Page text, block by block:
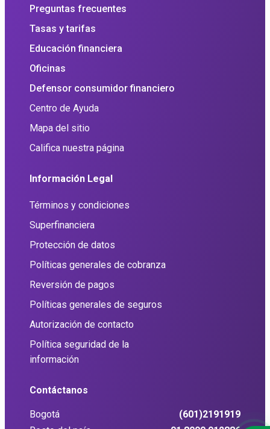
Preguntas frecuentes
Tasas y tarifas
Educación financiera
Oficinas
Defensor consumidor financiero
Centro de Ayuda
Mapa del sitio
Califica nuestra página
Información Legal
Términos y condiciones
Superfinanciera
Protección de datos
Políticas generales de cobranza
Reversión de pagos
Políticas generales de seguros
Autorización de contacto
Política seguridad de la
información
Contáctanos
Bogotá
(601)2191919